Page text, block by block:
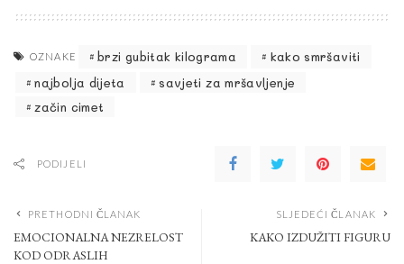
OZNAKE brzi gubitak kilograma
kako smršaviti
najbolja dijeta
savjeti za mršavljenje
začin cimet
PODIJELI
PRETHODNI ČLANAK
EMOCIONALNA NEZRELOST
KOD ODRASLIH
SLJEDEĆI ČLANAK
KAKO IZDUŽITI FIGURU